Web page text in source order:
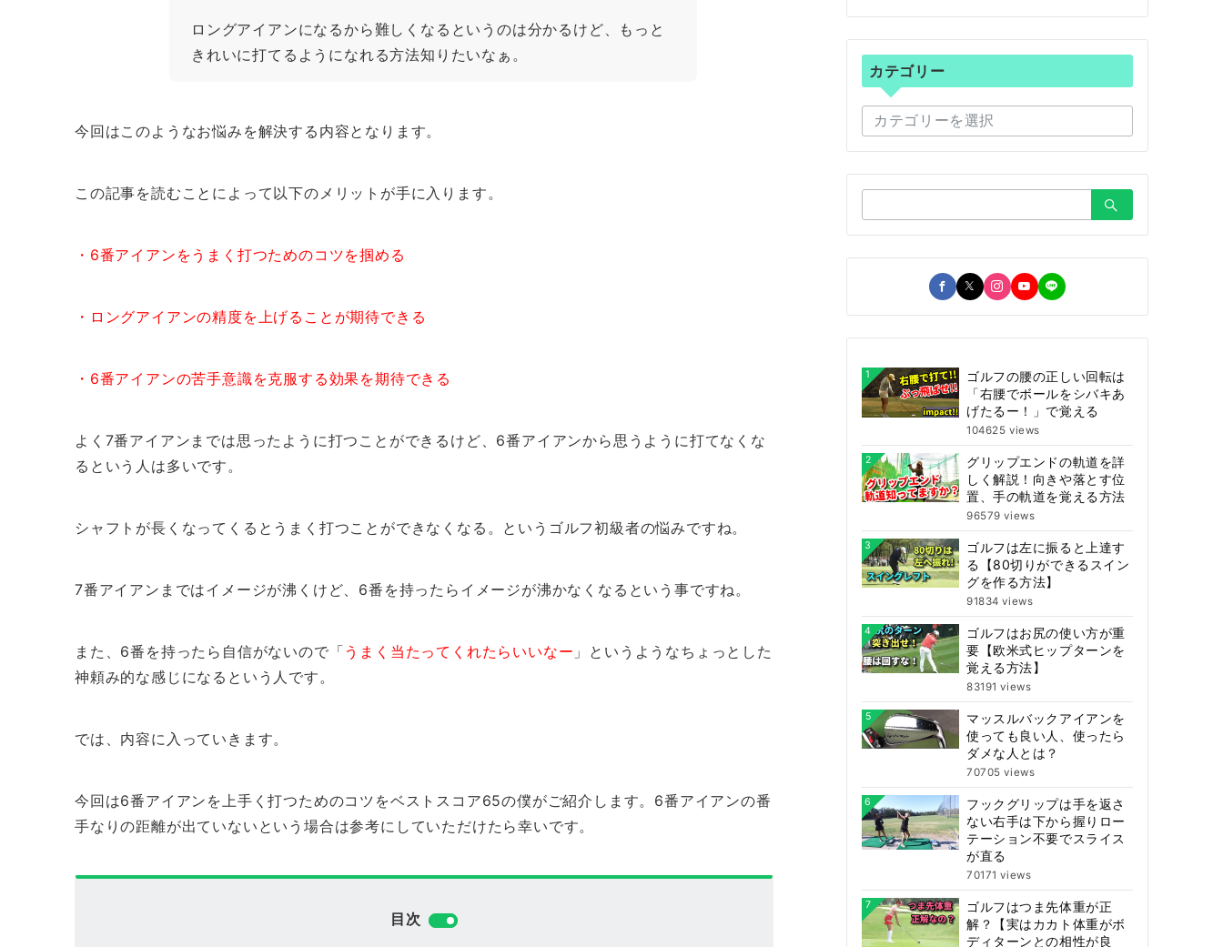
ロングアイアンになるから難しくなるというのは分かるけど、もっと
きれいに打てるようになれる方法知りたいなぁ。
今回はこのようなお悩みを解決する内容となります。
この記事を読むことによって以下のメリットが手に入ります。
・6番アイアンをうまく打つためのコツを掴める
・ロングアイアンの精度を上げることが期待できる
・6番アイアンの苦手意識を克服する効果を期待できる
よく7番アイアンまでは思ったように打つことができるけど、6番アイアンから思うように打てなくな
るという人は多いです。
シャフトが長くなってくるとうまく打つことができなくなる。というゴルフ初級者の悩みですね。
7番アイアンまではイメージが沸くけど、6番を持ったらイメージが沸かなくなるという事ですね。
また、6番を持ったら自信がないので「 うまく当たってくれたらいいなー 」というようなちょっとした
神頼み的な感じになるという人です。
では、内容に入っていきます。
今回は6番アイアンを上手く打つためのコツをベストスコア65の僕がご紹介します。6番アイアンの番
手なりの距離が出ていないという場合は参考にしていただけたら幸いです。
目次
カテゴリー
テ
ゴ
リ
ー
索：
1
ゴルフの腰の正しい回転は
「右腰でボールをシバキあ
げたるー！」で覚える
104625 views
2
グリップエンドの軌道を詳
しく解説！向きや落とす位
置、手の軌道を覚える方法
96579 views
3
ゴルフは左に振ると上達す
る【80切りができるスイン
グを作る方法】
91834 views
4
ゴルフはお尻の使い方が重
要【欧米式ヒップターンを
覚える方法】
83191 views
5
マッスルバックアイアンを
使っても良い人、使ったら
ダメな人とは？
70705 views
6
フックグリップは手を返さ
ない右手は下から握りロー
テーション不要でスライス
が直る
70171 views
7
ゴルフはつま先体重が正
解？【実はカカト体重がボ
ディターンとの相性が良